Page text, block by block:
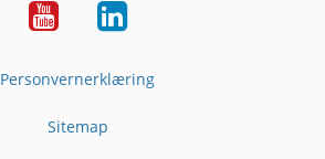
YouTubeLinkedin
Personvernerklæring
Sitemap